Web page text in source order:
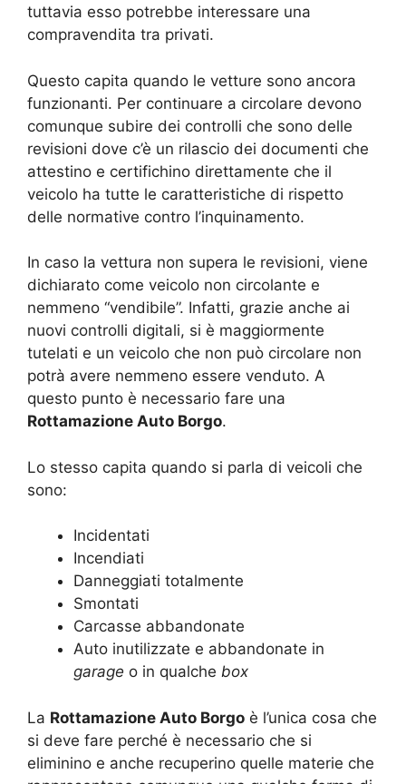
tuttavia esso potrebbe interessare una
compravendita tra privati.
Questo capita quando le vetture sono ancora
funzionanti. Per continuare a circolare devono
comunque subire dei controlli che sono delle
revisioni dove c’è un rilascio dei documenti che
attestino e certifichino direttamente che il
veicolo ha tutte le caratteristiche di rispetto
delle normative contro l’inquinamento.
In caso la vettura non supera le revisioni, viene
dichiarato come veicolo non circolante e
nemmeno “vendibile”. Infatti, grazie anche ai
nuovi controlli digitali, si è maggiormente
tutelati e un veicolo che non può circolare non
potrà avere nemmeno essere venduto. A
questo punto è necessario fare una
Rottamazione Auto Borgo.
Lo stesso capita quando si parla di veicoli che
sono:
Incidentati
Incendiati
Danneggiati totalmente
Smontati
Carcasse abbandonate
Auto inutilizzate e abbandonate in
garage o in qualche box
La Rottamazione Auto Borgo è l’unica cosa che
si deve fare perché è necessario che si
eliminino e anche recuperino quelle materie che